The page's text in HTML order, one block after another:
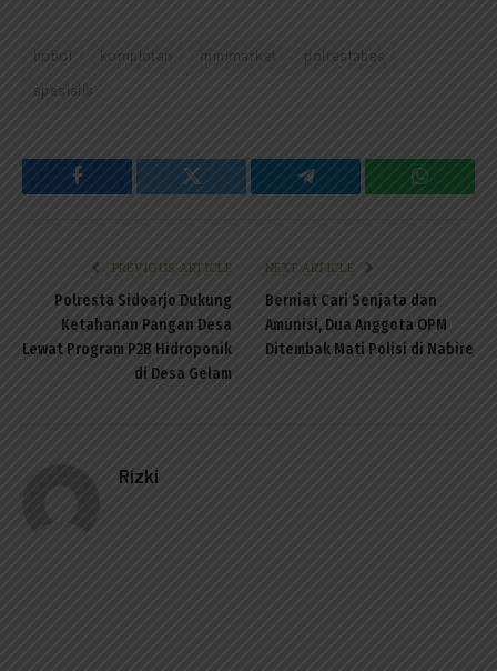
bobol komplotan minimarket
polrestabes
spesialis
Facebook Twitter Telegram
PREVIOUS ARTICLE
Polresta Sidoarjo Dukung
Ketahanan Pangan Desa
Lewat Program P2B Hidroponik
di Desa Gelam
NEXT ARTICLE
Berniat Cari Senjata dan
Amunisi, Dua Anggota OPM
Ditembak Mati Polisi di Nabire
Rizki